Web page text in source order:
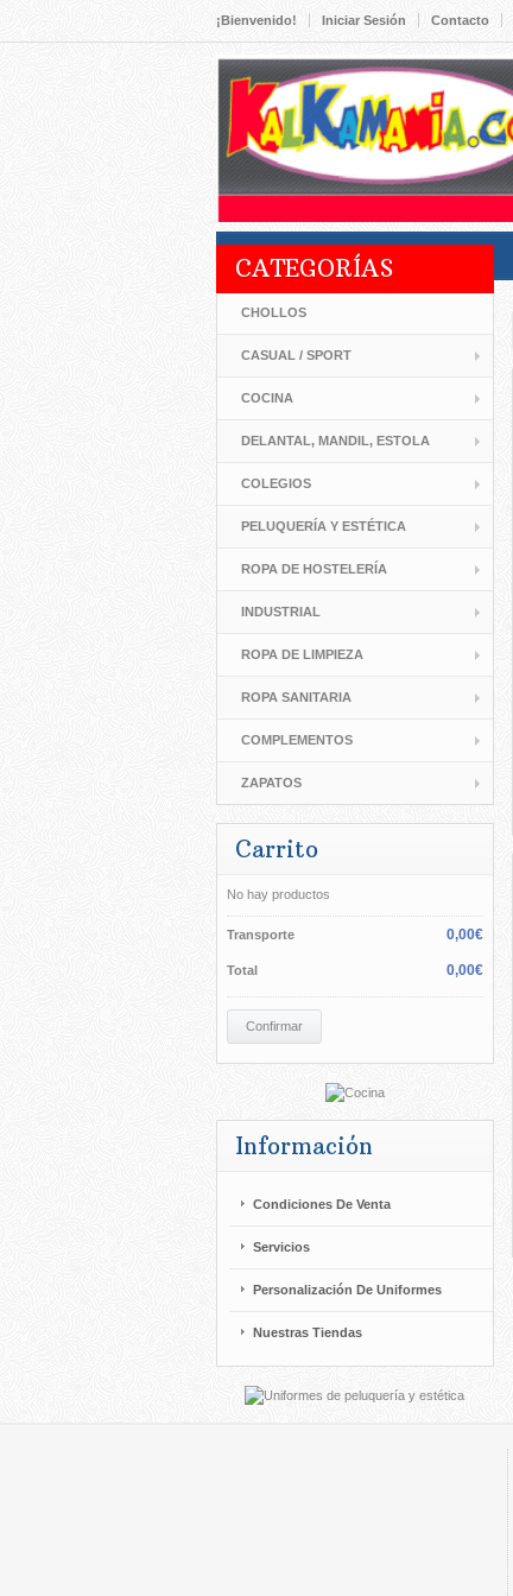
¡Bienvenido! Iniciar Sesión Contacto
CATEGORÍAS
CHOLLOS
CASUAL / SPORT
COCINA
DELANTAL, MANDIL, ESTOLA
COLEGIOS
PELUQUERÍA Y ESTÉTICA
ROPA DE HOSTELERÍA
INDUSTRIAL
ROPA DE LIMPIEZA
ROPA SANITARIA
COMPLEMENTOS
ZAPATOS
Carrito
No hay productos
0,00€
Transporte
0,00€
Total
Confirmar
Información
Condiciones De Venta
Servicios
Personalización De Uniformes
Nuestras Tiendas